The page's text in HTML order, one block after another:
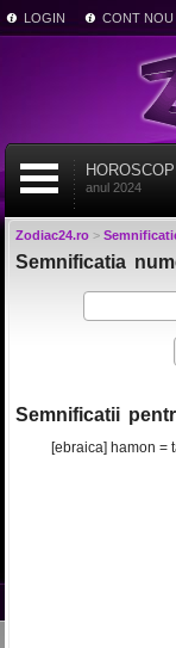
LOGIN CONT NOU
HOROSCOP
anul 2024
Zodiac24.ro>
Semnificatia
Semnificatii
[ebraica] hamon =